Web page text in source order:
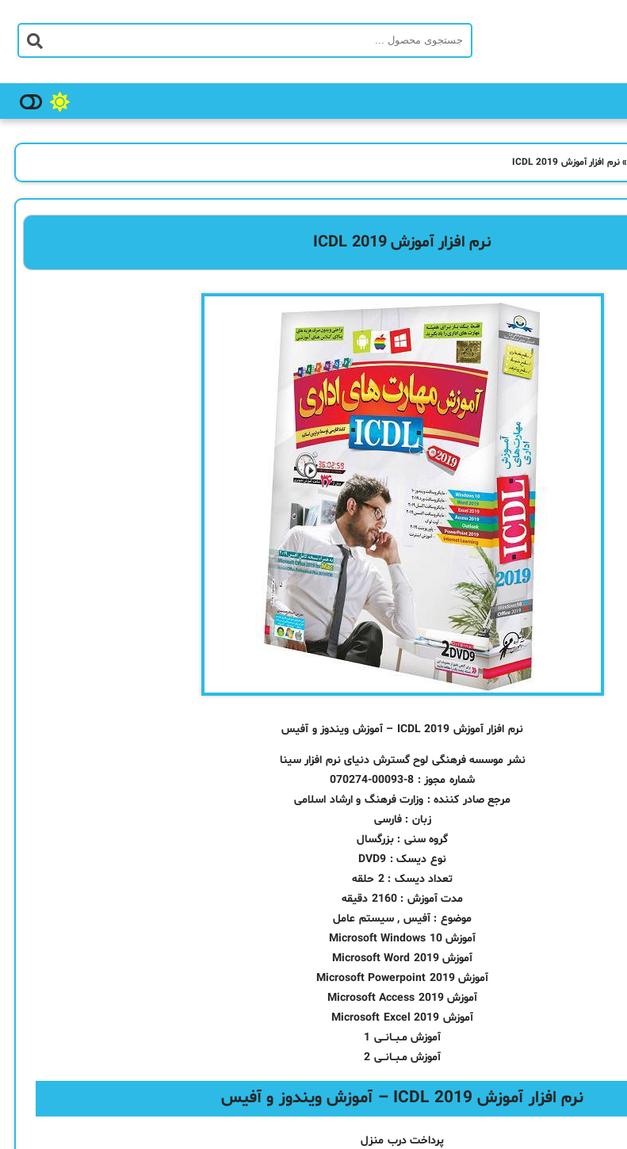
»نرم افزار آموزش ICDL 2019
نرم افزار آموزش ICDL 2019
نرم افزار آموزش ICDL 2019 – آموزش ویندوز و آفیس
نشر موسسه فرهنگی لوح گسترش دنیای نرم افزار سینا
شماره مجوز : 8-00093-070274
مرجع صادر کننده : وزارت فرهنگ و ارشاد اسلامی
زبان : فارسی
گروه سنی : بزرگسال
نوع دیسک : DVD9
تعداد دیسک : 2 حلقه
مدت آموزش : 2160 دقیقه
موضوع : آفیس , سیستم عامل
آموزش Microsoft Windows 10
آموزش Microsoft Word 2019
آموزش Microsoft Powerpoint 2019
آموزش Microsoft Access 2019
آموزش Microsoft Excel 2019
آموزش مـبــانــی 1
آموزش مـبــانــی 2
نرم افزار آموزش ICDL 2019 – آموزش ویندوز و آفیس
پرداخت درب منزل